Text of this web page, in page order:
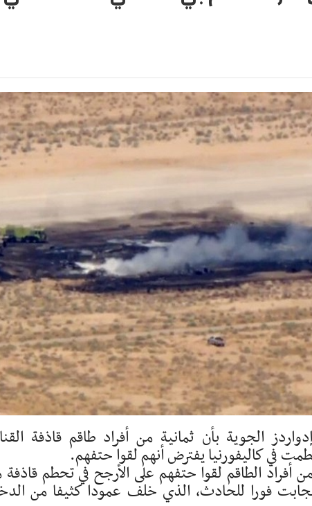
الجوية بأن ثمانية من أفراد طاقم قاذفة
أفراد الطاقم لقوا حتفهم على الأرجح في تحطم
استجابت فورا للحادث، الذي خلف عمودا كثيفا من